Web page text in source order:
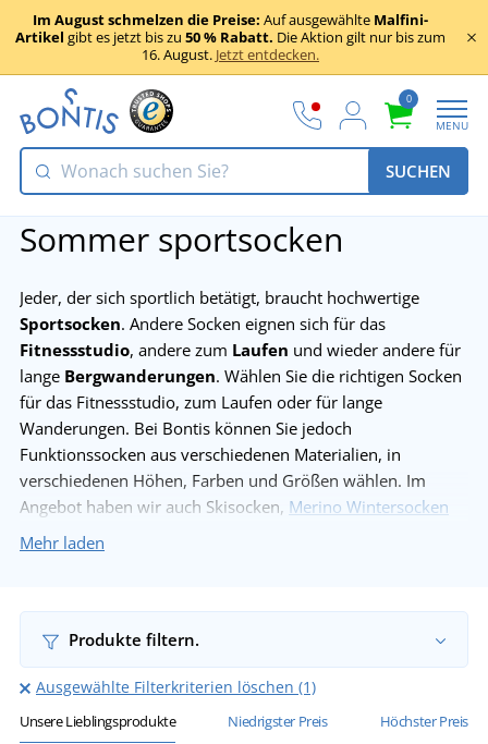
Im August schmelzen die Preise: Auf ausgewählte Malfini-
Artikel gibt es jetzt bis zu 50 % Rabatt. Die Aktion gilt nur bis zum
16. August. Jetzt entdecken.
0
MENU
SUCHEN
Sommer sportsocken
Jeder, der sich sportlich betätigt, braucht hochwertige
Sportsocken. Andere Socken eignen sich für das
Fitnessstudio, andere zum Laufen und wieder andere für
lange Bergwanderungen. Wählen Sie die richtigen Socken
für das Fitnessstudio, zum Laufen oder für lange
Wanderungen. Bei Bontis können Sie jedoch
Funktionssocken aus verschiedenen Materialien, in
verschiedenen Höhen, Farben und Größen wählen. Im
Angebot haben wir auch Skisocken, Merino Wintersocken
und vieles mehr.
Mehr laden
Produkte filtern.
Ausgewählte Filterkriterien löschen (1)
Unsere Lieblingsprodukte Niedrigster Preis Höchster Preis